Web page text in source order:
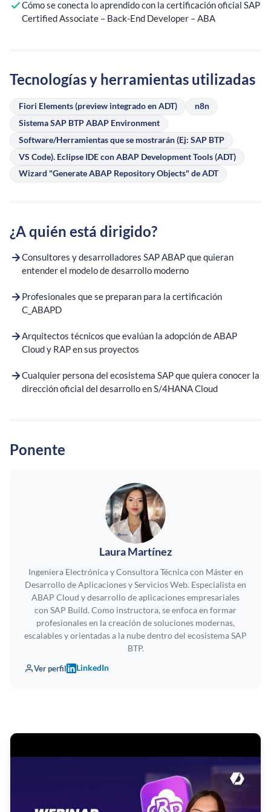
Cómo se conecta lo aprendido con la certificación oficial SAP
Certified Associate – Back-End Developer – ABA
Tecnologías y herramientas utilizadas
Fiori Elements (preview integrado en ADT)
n8n
Sistema SAP BTP ABAP Environment
Software/Herramientas que se mostrarán (Ej: SAP BTP
VS Code). Eclipse IDE con ABAP Development Tools (ADT)
Wizard "Generate ABAP Repository Objects" de ADT
¿A quién está dirigido?
Consultores y desarrolladores SAP ABAP que quieran
entender el modelo de desarrollo moderno
Profesionales que se preparan para la certificación
C_ABAPD
Arquitectos técnicos que evalúan la adopción de ABAP
Cloud y RAP en sus proyectos
Cualquier persona del ecosistema SAP que quiera conocer la
dirección oficial del desarrollo en S/4HANA Cloud
Ponente
Laura Martínez
Ingeniera Electrónica y Consultora Técnica con Máster en
Desarrollo de Aplicaciones y Servicios Web. Especialista en
ABAP Cloud y desarrollo de aplicaciones empresariales
con SAP Build. Como instructora, se enfoca en formar
profesionales en la creación de soluciones modernas,
escalables y orientadas a la nube dentro del ecosistema SAP
BTP.
Ver perfil LinkedIn